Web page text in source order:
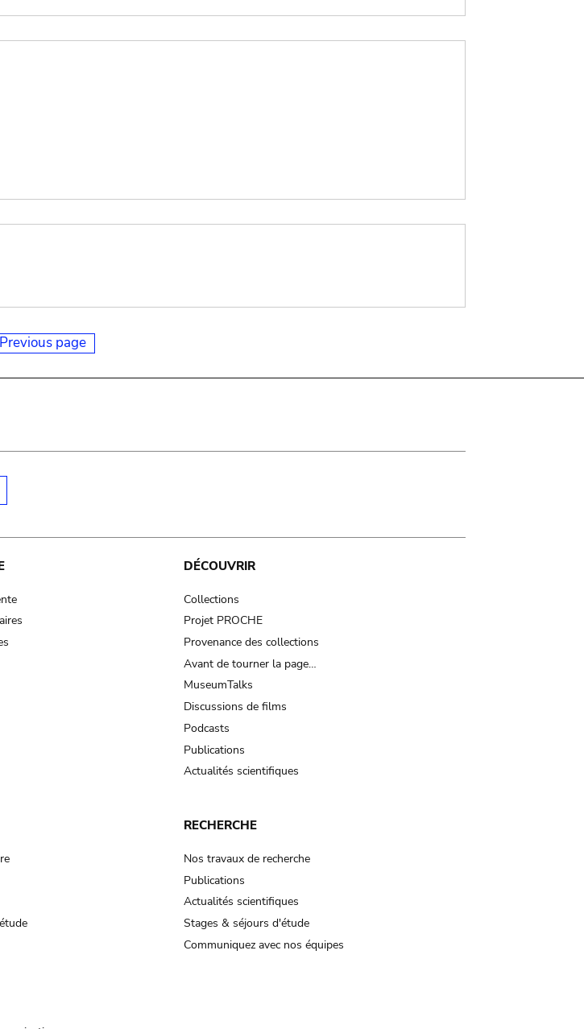
Previous page
DÉCOUVRIR
Collections
Projet PROCHE
Provenance des collections
Avant de tourner la page…
MuseumTalks
Discussions de films
Podcasts
Publications
Actualités scientifiques
RECHERCHE
Nos travaux de recherche
Publications
Actualités scientifiques
Stages & séjours d'étude
Communiquez avec nos équipes